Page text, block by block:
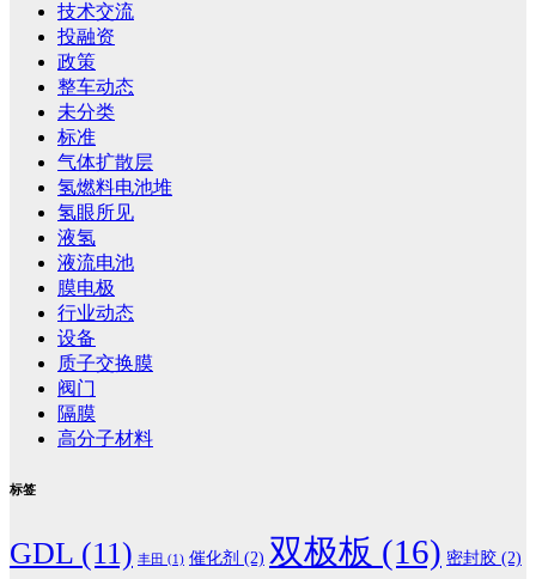
技术交流
投融资
政策
整车动态
未分类
标准
气体扩散层
氢燃料电池堆
氢眼所见
液氢
液流电池
膜电极
行业动态
设备
质子交换膜
阀门
隔膜
高分子材料
标签
GDL (11) 丰田 (1) 催化剂 (2) 双极板 (16) 密封胶 (2)